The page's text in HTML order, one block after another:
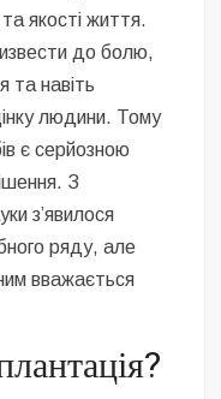
та якості життя.
до болю,
та навіть
людини. Тому
є серйозною
З
з’явилося
ряду, але
вважається